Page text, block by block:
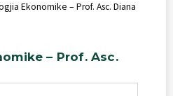
Ekonomike – Prof. Asc. Diana
– Prof. Asc.